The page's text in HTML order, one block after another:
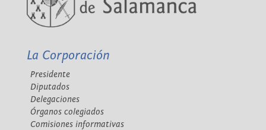
La Corporación
Presidente
Diputados
Delegaciones
Órganos colegiados
Comisiones informativas